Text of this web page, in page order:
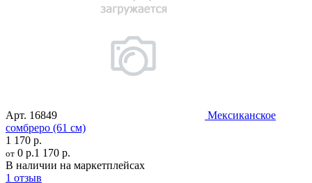
Арт. 16849
Мексиканское
сомбреро (61 см)
1 170 р.
от 0 р.1 170 р.
В наличии на маркетплейсах
1 отзыв